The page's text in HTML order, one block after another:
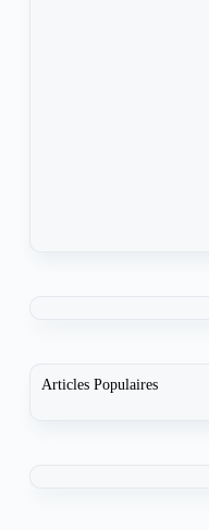
Articles Populaires